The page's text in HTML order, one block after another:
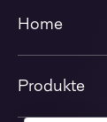
Home
Produkte